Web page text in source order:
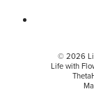
© 2026
Life with